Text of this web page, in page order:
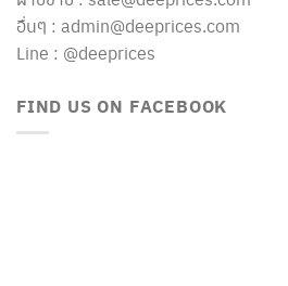
อื่นๆ : admin@deeprices.com
Line : @deeprices
FIND US ON FACEBOOK